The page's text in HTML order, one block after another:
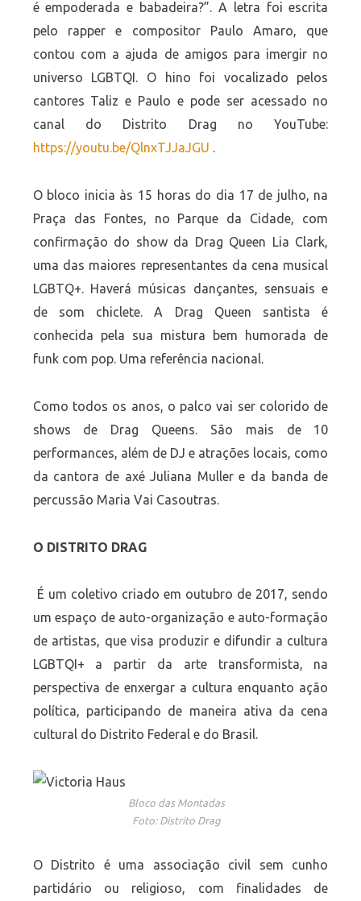
é empoderada e babadeira?”. A letra foi escrita
pelo rapper e compositor Paulo Amaro, que
contou com a ajuda de amigos para imergir no
universo LGBTQI. O hino foi vocalizado pelos
cantores Taliz e Paulo e pode ser acessado no
canal do Distrito Drag no YouTube:
https://youtu.be/QlnxTJJaJGU .
O bloco inicia às 15 horas do dia 17 de julho, na
Praça das Fontes, no Parque da Cidade, com
confirmação do show da Drag Queen Lia Clark,
uma das maiores representantes da cena musical
LGBTQ+. Haverá músicas dançantes, sensuais e
de som chiclete. A Drag Queen santista é
conhecida pela sua mistura bem humorada de
funk com pop. Uma referência nacional.
Como todos os anos, o palco vai ser colorido de
shows de Drag Queens. São mais de 10
performances, além de DJ e atrações locais, como
da cantora de axé Juliana Muller e da banda de
percussão Maria Vai Casoutras.
O DISTRITO DRAG
É um coletivo criado em outubro de 2017, sendo
um espaço de auto-organização e auto-formação
de artistas, que visa produzir e difundir a cultura
LGBTQI+ a partir da arte transformista, na
perspectiva de enxergar a cultura enquanto ação
política, participando de maneira ativa da cena
cultural do Distrito Federal e do Brasil.
Bloco das Montadas
Foto: Distrito Drag
O Distrito é uma associação civil sem cunho
partidário ou religioso, com finalidades de